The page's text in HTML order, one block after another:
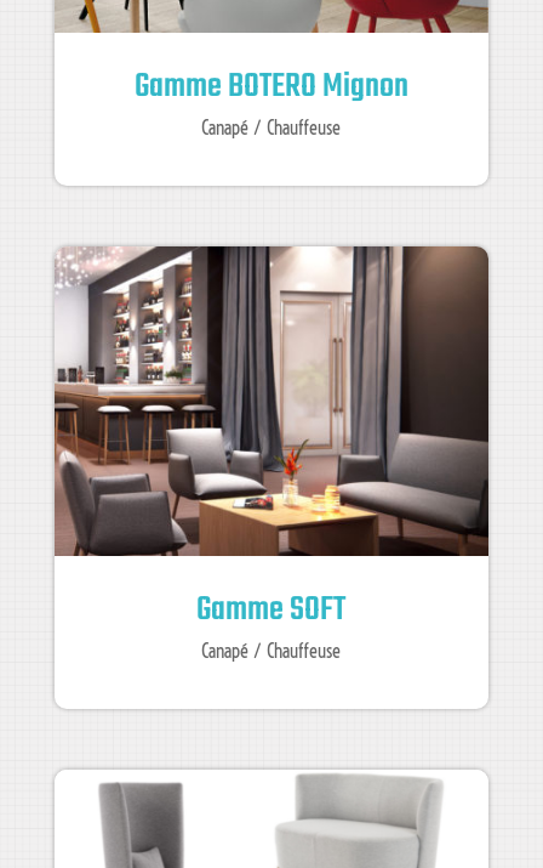
Gamme BOTERO Mignon
Canapé / Chauffeuse
Gamme SOFT
Canapé / Chauffeuse